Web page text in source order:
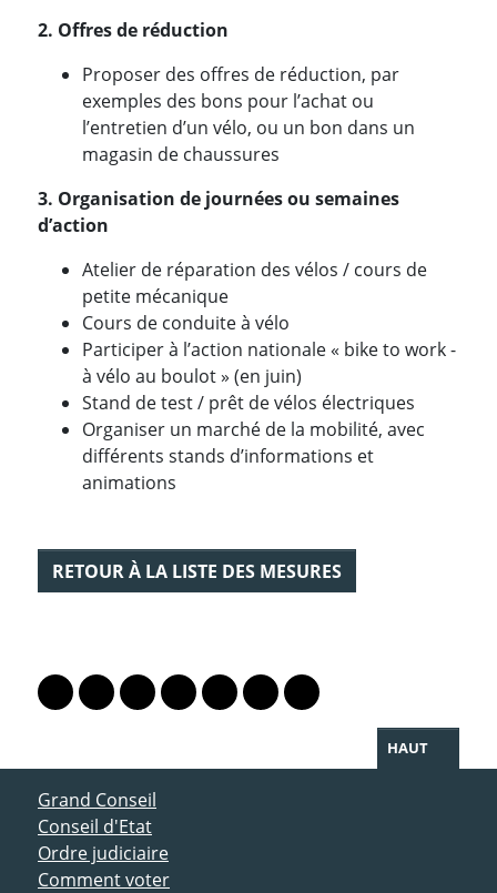
2. Offres de réduction
Proposer des offres de réduction, par
exemples des bons pour l’achat ou
l’entretien d’un vélo, ou un bon dans un
magasin de chaussures
3. Organisation de journées ou semaines
d’action
Atelier de réparation des vélos / cours de
petite mécanique
Cours de conduite à vélo
Participer à l’action nationale « bike to work -
à vélo au boulot » (en juin)
Stand de test / prêt de vélos électriques
Organiser un marché de la mobilité, avec
différents stands d’informations et
animations
RETOUR À LA LISTE DES MESURES
Lien vers le profil Mastodon
Lien vers le profil Bluesky
Lien vers le profil Instagram
Lien vers le profil Linkedin
Lien vers le profil Facebook
Lien vers le profil Twitter
Partager par WhatsApp
HAUT
ACCÈS DIRECT
Grand Conseil
Conseil d'Etat
Ordre judiciaire
Comment voter